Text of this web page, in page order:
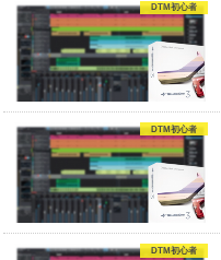
DTM初心者
DTM初心者
DTM初心者